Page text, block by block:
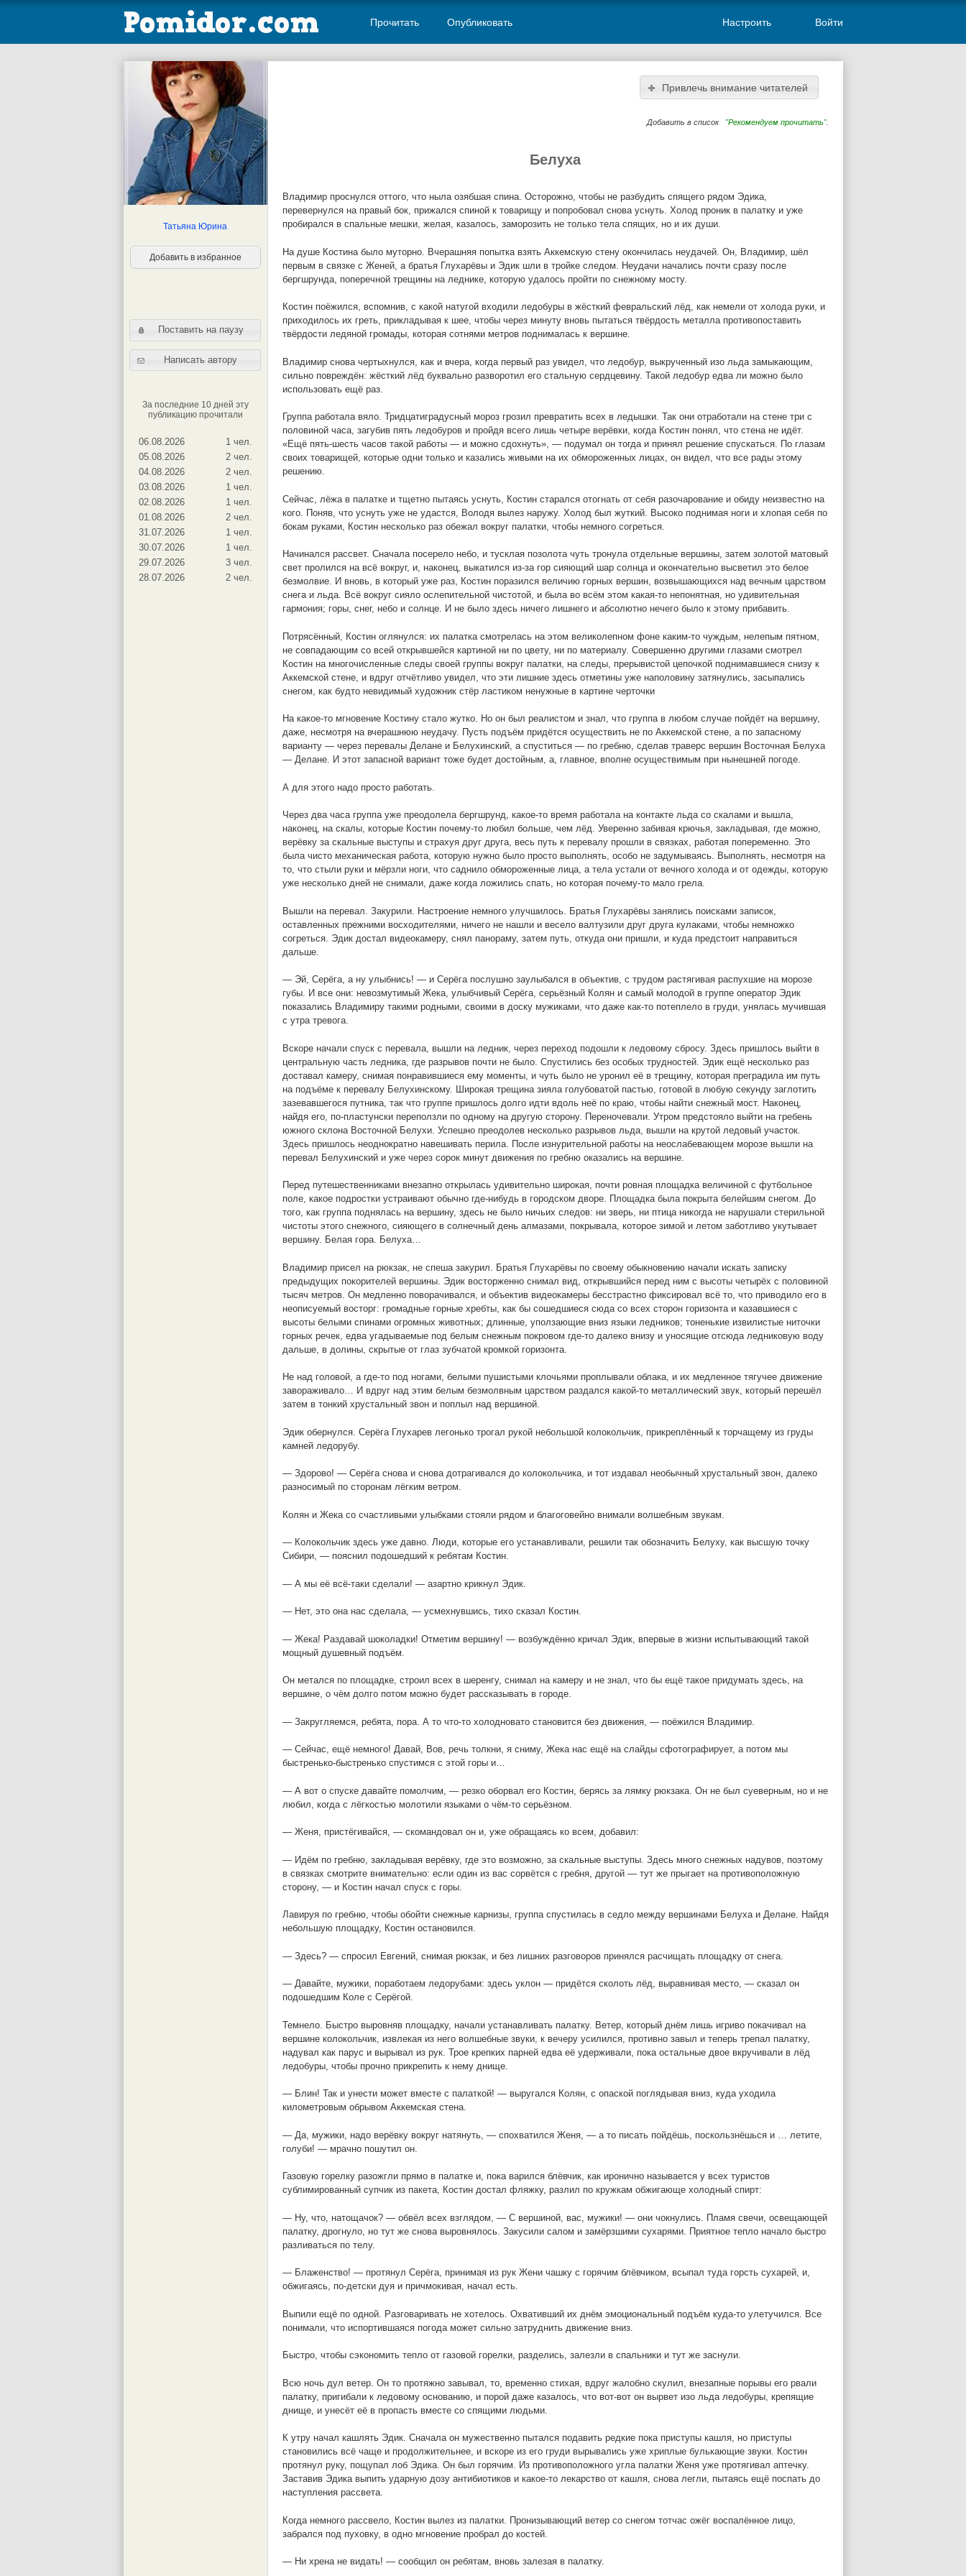
Прочитать Опубликовать Настроить Войти
Татьяна Юрина
Добавить в избранное
Поставить на паузу
Написать автору
За последние 10 дней эту
публикацию прочитали
06.08.2026
1 чел.
05.08.2026
2 чел.
04.08.2026
2 чел.
03.08.2026
1 чел.
02.08.2026
1 чел.
01.08.2026
2 чел.
31.07.2026
1 чел.
30.07.2026
1 чел.
29.07.2026
3 чел.
28.07.2026
2 чел.
Привлечь внимание читателей
Добавить в список "Рекомендуем прочитать".
Белуха
Владимир проснулся оттого, что ныла озябшая спина. Осторожно, чтобы не разбудить спящего рядом Эдика,
перевернулся на правый бок, прижался спиной к товарищу и попробовал снова уснуть. Холод проник в палатку и уже
пробирался в спальные мешки, желая, казалось, заморозить не только тела спящих, но и их души.
На душе Костина было муторно. Вчерашняя попытка взять Аккемскую стену окончилась неудачей. Он, Владимир, шёл
первым в связке с Женей, а братья Глухарёвы и Эдик шли в тройке следом. Неудачи начались почти сразу после
бергшрунда, поперечной трещины на леднике, которую удалось пройти по снежному мосту.
Костин поёжился, вспомнив, с какой натугой входили ледобуры в жёсткий февральский лёд, как немели от холода руки, и
приходилось их греть, прикладывая к шее, чтобы через минуту вновь пытаться твёрдость металла противопоставить
твёрдости ледяной громады, которая сотнями метров поднималась к вершине.
Владимир снова чертыхнулся, как и вчера, когда первый раз увидел, что ледобур, выкрученный изо льда замыкающим,
сильно повреждён: жёсткий лёд буквально разворотил его стальную сердцевину. Такой ледобур едва ли можно было
использовать ещё раз.
Группа работала вяло. Тридцатиградусный мороз грозил превратить всех в ледышки. Так они отработали на стене три с
половиной часа, загубив пять ледобуров и пройдя всего лишь четыре верёвки, когда Костин понял, что стена не идёт.
«Ещё пять-шесть часов такой работы — и можно сдохнуть», — подумал он тогда и принял решение спускаться. По глазам
своих товарищей, которые одни только и казались живыми на их обмороженных лицах, он видел, что все рады этому
решению.
Сейчас, лёжа в палатке и тщетно пытаясь уснуть, Костин старался отогнать от себя разочарование и обиду неизвестно на
кого. Поняв, что уснуть уже не удастся, Володя вылез наружу. Холод был жуткий. Высоко поднимая ноги и хлопая себя по
бокам руками, Костин несколько раз обежал вокруг палатки, чтобы немного согреться.
Начинался рассвет. Сначала посерело небо, и тусклая позолота чуть тронула отдельные вершины, затем золотой матовый
свет пролился на всё вокруг, и, наконец, выкатился из-за гор сияющий шар солнца и окончательно высветил это белое
безмолвие. И вновь, в который уже раз, Костин поразился величию горных вершин, возвышающихся над вечным царством
снега и льда. Всё вокруг сияло ослепительной чистотой, и была во всём этом какая-то непонятная, но удивительная
гармония; горы, снег, небо и солнце. И не было здесь ничего лишнего и абсолютно нечего было к этому прибавить.
Потрясённый, Костин оглянулся: их палатка смотрелась на этом великолепном фоне каким-то чуждым, нелепым пятном,
не совпадающим со всей открывшейся картиной ни по цвету, ни по материалу. Совершенно другими глазами смотрел
Костин на многочисленные следы своей группы вокруг палатки, на следы, прерывистой цепочкой поднимавшиеся снизу к
Аккемской стене, и вдруг отчётливо увидел, что эти лишние здесь отметины уже наполовину затянулись, засыпались
снегом, как будто невидимый художник стёр ластиком ненужные в картине черточки
На какое-то мгновение Костину стало жутко. Но он был реалистом и знал, что группа в любом случае пойдёт на вершину,
даже, несмотря на вчерашнюю неудачу. Пусть подъём придётся осуществить не по Аккемской стене, а по запасному
варианту — через перевалы Делане и Белухинский, а спуститься — по гребню, сделав траверс вершин Восточная Белуха
— Делане. И этот запасной вариант тоже будет достойным, а, главное, вполне осуществимым при нынешней погоде.
А для этого надо просто работать.
Через два часа группа уже преодолела бергшрунд, какое-то время работала на контакте льда со скалами и вышла,
наконец, на скалы, которые Костин почему-то любил больше, чем лёд. Уверенно забивая крючья, закладывая, где можно,
верёвку за скальные выступы и страхуя друг друга, весь путь к перевалу прошли в связках, работая попеременно. Это
была чисто механическая работа, которую нужно было просто выполнять, особо не задумываясь. Выполнять, несмотря на
то, что стыли руки и мёрзли ноги, что саднило обмороженные лица, а тела устали от вечного холода и от одежды, которую
уже несколько дней не снимали, даже когда ложились спать, но которая почему-то мало грела.
Вышли на перевал. Закурили. Настроение немного улучшилось. Братья Глухарёвы занялись поисками записок,
оставленных прежними восходителями, ничего не нашли и весело валтузили друг друга кулаками, чтобы немножко
согреться. Эдик достал видеокамеру, снял панораму, затем путь, откуда они пришли, и куда предстоит направиться
дальше.
— Эй, Серёга, а ну улыбнись! — и Серёга послушно заулыбался в объектив, с трудом растягивая распухшие на морозе
губы. И все они: невозмутимый Жека, улыбчивый Серёга, серьёзный Колян и самый молодой в группе оператор Эдик
показались Владимиру такими родными, своими в доску мужиками, что даже как-то потеплело в груди, унялась мучившая
с утра тревога.
Вскоре начали спуск с перевала, вышли на ледник, через переход подошли к ледовому сбросу. Здесь пришлось выйти в
центральную часть ледника, где разрывов почти не было. Спустились без особых трудностей. Эдик ещё несколько раз
доставал камеру, снимая понравившиеся ему моменты, и чуть было не уронил её в трещину, которая преградила им путь
на подъёме к перевалу Белухинскому. Широкая трещина зияла голубоватой пастью, готовой в любую секунду заглотить
зазевавшегося путника, так что группе пришлось долго идти вдоль неё по краю, чтобы найти снежный мост. Наконец,
найдя его, по-пластунски переползли по одному на другую сторону. Переночевали. Утром предстояло выйти на гребень
южного склона Восточной Белухи. Успешно преодолев несколько разрывов льда, вышли на крутой ледовый участок.
Здесь пришлось неоднократно навешивать перила. После изнурительной работы на неослабевающем морозе вышли на
перевал Белухинский и уже через сорок минут движения по гребню оказались на вершине.
Перед путешественниками внезапно открылась удивительно широкая, почти ровная площадка величиной с футбольное
поле, какое подростки устраивают обычно где-нибудь в городском дворе. Площадка была покрыта белейшим снегом. До
того, как группа поднялась на вершину, здесь не было ничьих следов: ни зверь, ни птица никогда не нарушали стерильной
чистоты этого снежного, сияющего в солнечный день алмазами, покрывала, которое зимой и летом заботливо укутывает
вершину. Белая гора. Белуха…
Владимир присел на рюкзак, не спеша закурил. Братья Глухарёвы по своему обыкновению начали искать записку
предыдущих покорителей вершины. Эдик восторженно снимал вид, открывшийся перед ним с высоты четырёх с половиной
тысяч метров. Он медленно поворачивался, и объектив видеокамеры бесстрастно фиксировал всё то, что приводило его в
неописуемый восторг: громадные горные хребты, как бы сошедшиеся сюда со всех сторон горизонта и казавшиеся с
высоты белыми спинами огромных животных; длинные, уползающие вниз языки ледников; тоненькие извилистые ниточки
горных речек, едва угадываемые под белым снежным покровом где-то далеко внизу и уносящие отсюда ледниковую воду
дальше, в долины, скрытые от глаз зубчатой кромкой горизонта.
Не над головой, а где-то под ногами, белыми пушистыми клочьями проплывали облака, и их медленное тягучее движение
завораживало… И вдруг над этим белым безмолвным царством раздался какой-то металлический звук, который перешёл
затем в тонкий хрустальный звон и поплыл над вершиной.
Эдик обернулся. Серёга Глухарев легонько трогал рукой небольшой колокольчик, прикреплённый к торчащему из груды
камней ледорубу.
— Здорово! — Серёга снова и снова дотрагивался до колокольчика, и тот издавал необычный хрустальный звон, далеко
разносимый по сторонам лёгким ветром.
Колян и Жека со счастливыми улыбками стояли рядом и благоговейно внимали волшебным звукам.
— Колокольчик здесь уже давно. Люди, которые его устанавливали, решили так обозначить Белуху, как высшую точку
Сибири, — пояснил подошедший к ребятам Костин.
— А мы её всё-таки сделали! — азартно крикнул Эдик.
— Нет, это она нас сделала, — усмехнувшись, тихо сказал Костин.
— Жека! Раздавай шоколадки! Отметим вершину! — возбуждённо кричал Эдик, впервые в жизни испытывающий такой
мощный душевный подъём.
Он метался по площадке, строил всех в шеренгу, снимал на камеру и не знал, что бы ещё такое придумать здесь, на
вершине, о чём долго потом можно будет рассказывать в городе.
— Закругляемся, ребята, пора. А то что-то холодновато становится без движения, — поёжился Владимир.
— Сейчас, ещё немного! Давай, Вов, речь толкни, я сниму, Жека нас ещё на слайды сфотографирует, а потом мы
быстренько-быстренько спустимся с этой горы и…
— А вот о спуске давайте помолчим, — резко оборвал его Костин, берясь за лямку рюкзака. Он не был суеверным, но и не
любил, когда с лёгкостью молотили языками о чём-то серьёзном.
— Женя, пристёгивайся, — скомандовал он и, уже обращаясь ко всем, добавил:
— Идём по гребню, закладывая верёвку, где это возможно, за скальные выступы. Здесь много снежных надувов, поэтому
в связках смотрите внимательно: если один из вас сорвётся с гребня, другой — тут же прыгает на противоположную
сторону, — и Костин начал спуск с горы.
Лавируя по гребню, чтобы обойти снежные карнизы, группа спустилась в седло между вершинами Белуха и Делане. Найдя
небольшую площадку, Костин остановился.
— Здесь? — спросил Евгений, снимая рюкзак, и без лишних разговоров принялся расчищать площадку от снега.
— Давайте, мужики, поработаем ледорубами: здесь уклон — придётся сколоть лёд, выравнивая место, — сказал он
подошедшим Коле с Серёгой.
Темнело. Быстро выровняв площадку, начали устанавливать палатку. Ветер, который днём лишь игриво покачивал на
вершине колокольчик, извлекая из него волшебные звуки, к вечеру усилился, противно завыл и теперь трепал палатку,
надувал как парус и вырывал из рук. Трое крепких парней едва её удерживали, пока остальные двое вкручивали в лёд
ледобуры, чтобы прочно прикрепить к нему днище.
— Блин! Так и унести может вместе с палаткой! — выругался Колян, с опаской поглядывая вниз, куда уходила
километровым обрывом Аккемская стена.
— Да, мужики, надо верёвку вокруг натянуть, — спохватился Женя, — а то писать пойдёшь, поскользнёшься и … летите,
голуби! — мрачно пошутил он.
Газовую горелку разожгли прямо в палатке и, пока варился блёвчик, как иронично называется у всех туристов
сублимированный супчик из пакета, Костин достал фляжку, разлил по кружкам обжигающе холодный спирт:
— Ну, что, натощачок? — обвёл всех взглядом, — С вершиной, вас, мужики! — они чокнулись. Пламя свечи, освещающей
палатку, дрогнуло, но тут же снова выровнялось. Закусили салом и замёрзшими сухарями. Приятное тепло начало быстро
разливаться по телу.
— Блаженство! — протянул Серёга, принимая из рук Жени чашку с горячим блёвчиком, всыпал туда горсть сухарей, и,
обжигаясь, по-детски дуя и причмокивая, начал есть.
Выпили ещё по одной. Разговаривать не хотелось. Охвативший их днём эмоциональный подъём куда-то улетучился. Все
понимали, что испортившаяся погода может сильно затруднить движение вниз.
Быстро, чтобы сэкономить тепло от газовой горелки, разделись, залезли в спальники и тут же заснули.
Всю ночь дул ветер. Он то протяжно завывал, то, временно стихая, вдруг жалобно скулил, внезапные порывы его рвали
палатку, пригибали к ледовому основанию, и порой даже казалось, что вот-вот он вырвет изо льда ледобуры, крепящие
днище, и унесёт её в пропасть вместе со спящими людьми.
К утру начал кашлять Эдик. Сначала он мужественно пытался подавить редкие пока приступы кашля, но приступы
становились всё чаще и продолжительнее, и вскоре из его груди вырывались уже хриплые булькающие звуки. Костин
протянул руку, пощупал лоб Эдика. Он был горячим. Из противоположного угла палатки Женя уже протягивал аптечку.
Заставив Эдика выпить ударную дозу антибиотиков и какое-то лекарство от кашля, снова легли, пытаясь ещё поспать до
наступления рассвета.
Когда немного рассвело, Костин вылез из палатки. Пронизывающий ветер со снегом тотчас ожёг воспалённое лицо,
забрался под пуховку, в одно мгновение пробрал до костей.
— Ни хрена не видать! — сообщил он ребятам, вновь залезая в палатку.